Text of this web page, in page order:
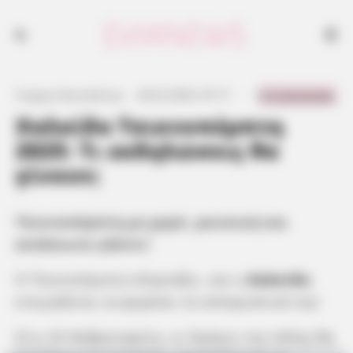
Χαλκίδα Τσικνοπέμπτη
2025: Τι εκδηλώσεις θα
γίνουν;
Τσικνοπέμπτη με χορό, μουσική και
Χαλκίδα